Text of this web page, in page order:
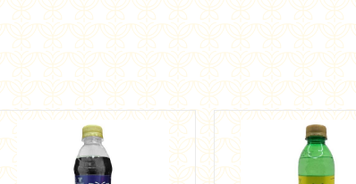
EGP 42.00
Add to cart
EGP 42.00
Add to cart